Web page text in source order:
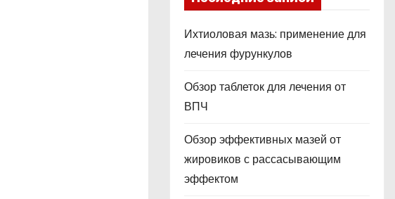
Ихтиоловая мазь: применение для
лечения фурункулов
Обзор таблеток для лечения от
ВПЧ
Обзор эффективных мазей от
жировиков с рассасывающим
эффектом